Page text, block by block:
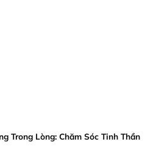
Trong Lòng: Chăm Sóc Tinh Thần